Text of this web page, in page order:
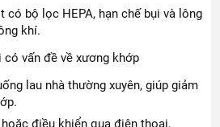
có bộ lọc HEPA, hạn chế bụi và lông
khí.
vấn đề về xương khớp
lau nhà thường xuyên, giúp giảm
điều khiển qua điện thoại,